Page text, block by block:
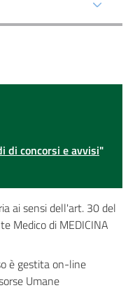
di concorsi e avvisi"
ai sensi dell'art. 30 del
Medico di MEDICINA
è gestita on-line
Umane